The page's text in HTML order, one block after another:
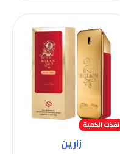
-44 %
نفذت الكمية
زارين